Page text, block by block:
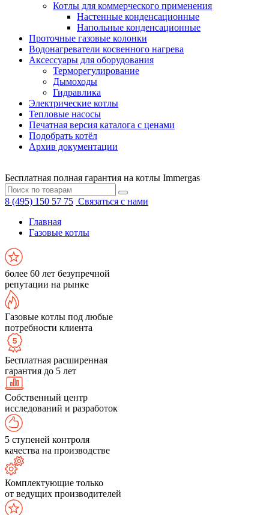
Котлы для коммерческого применения
Настенные конденсационные
Напольные конденсационные
Проточные газовые колонки
Водонагреватели косвенного нагрева
Аксессуары для оборудования
Терморегулирование
Дымоходы
Гидравлика
Электрические котлы
Тепловые насосы
Печатная версия каталога с ценами
Подобрать котёл
Архив документации
Бесплатная полная гарантия на котлы Immergas
8 (495) 150 57 75 Связаться с нами
Главная
Газовые котлы
более 60 лет безупречной
репутации на рынке
Газовые котлы под любые
потребности клиента
Бесплатная расширенная
гарантия до 5 лет
Собственный центр
исследований и разработок
5 ступеней контроля
качества на производстве
Комплектующие только
от ведущих производителей